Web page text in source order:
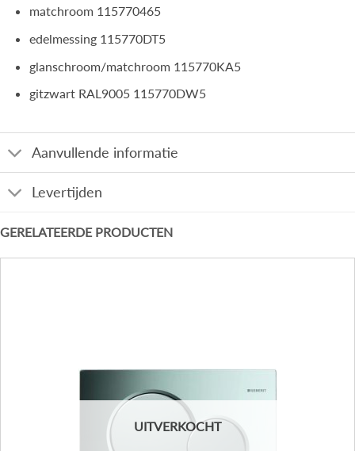
matchroom 115770465
edelmessing 115770DT5
glanschroom/matchroom 115770KA5
gitzwart RAL9005 115770DW5
Aanvullende informatie
Levertijden
GERELATEERDE PRODUCTEN
UITVERKOCHT